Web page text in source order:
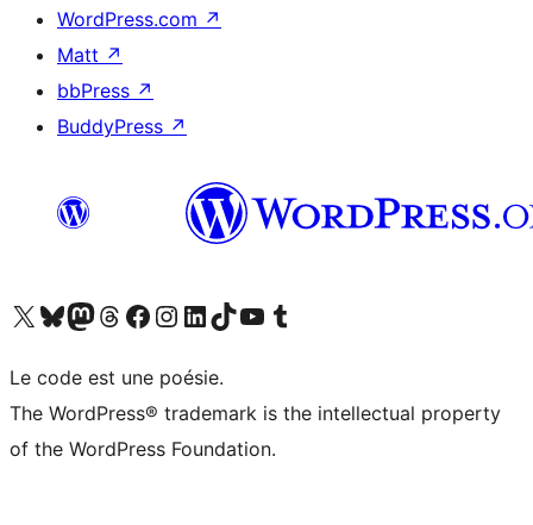
WordPress.com ↗
Matt ↗
bbPress ↗
BuddyPress ↗
Visitez notre compte X (précédemment Twitter)
Visiter notre compte Bluesky
Visiter notre compte Mastodon
Visiter notre compte Threads
Consulter notre compte Facebook
Consulter notre compte Instagram
Consulter notre compte LinkedIn
Visiter notre compte TokTok
Visiter notre chaîne YouTube
Visiter notre compte Tumblr
Le code est une poésie.
The WordPress® trademark is the intellectual property
of the WordPress Foundation.